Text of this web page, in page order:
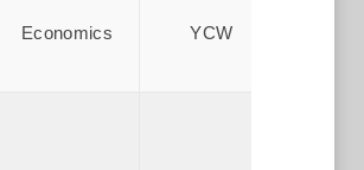
Economics YCW